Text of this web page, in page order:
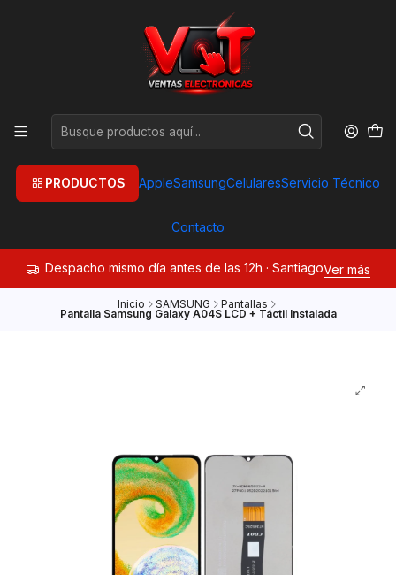
PRODUCTOS AppleSamsungCelularesServicio Técnico
Contacto
Despacho mismo día antes de las 12h · SantiagoVer más
Inicio SAMSUNG Pantallas
Pantalla Samsung Galaxy A04S LCD + Táctil Instalada